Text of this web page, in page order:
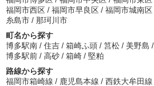
福岡市西区 / 福岡市早良区 / 福岡市城南区
糸島市 / 那珂川市
町名から探す
博多駅南 / 住吉 / 箱崎ふ頭 / 筥松 / 美野島 /
博多駅前 / 高砂 / 箱崎 / 堅粕
路線から探す
福岡市箱崎線 / 鹿児島本線 / 西鉄大牟田線